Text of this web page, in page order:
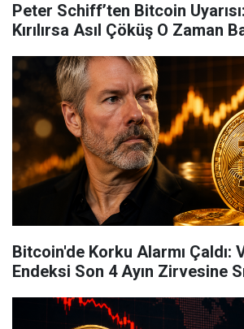
Peter Schiff’ten Bitcoin
Kırılırsa Asıl Çöküş O Zaman
Bitcoin'de Korku Alarmı Çaldı:
Endeksi Son 4 Ayın Zirvesine